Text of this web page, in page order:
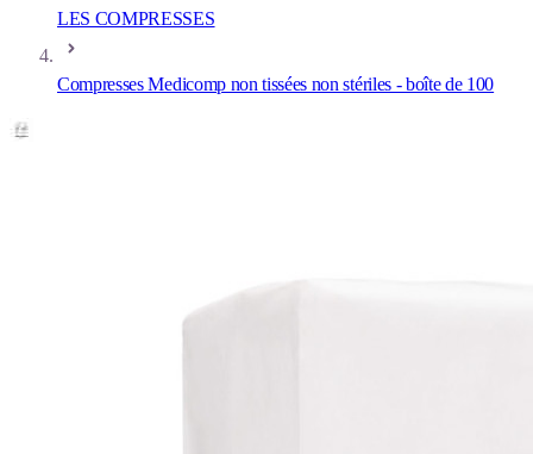
LES COMPRESSES
Compresses Medicomp non tissées non stériles - boîte de 100